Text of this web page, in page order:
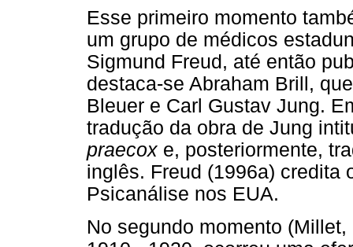
Esse primeiro momento
um grupo de médicos
Sigmund Freud, até então
destaca-se Abraham Brill,
Bleuer e Carl Gustav Jung.
tradução da obra de Jung
praecox e, posteriormente,
inglês. Freud (1996a) credita
Psicanálise nos EUA.
No segundo momento